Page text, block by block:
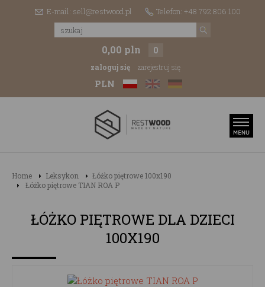
E-mail: sell@restwood.pl Telefon: +48 792 806 100
0,00 pln 0
zaloguj się zarejestruj się
PLN
Home Leksykon
Łóżko piętrowe 100x190
Łóżko piętrowe TIAN ROA P
ŁÓŻKO PIĘTROWE DLA DZIECI
100X190